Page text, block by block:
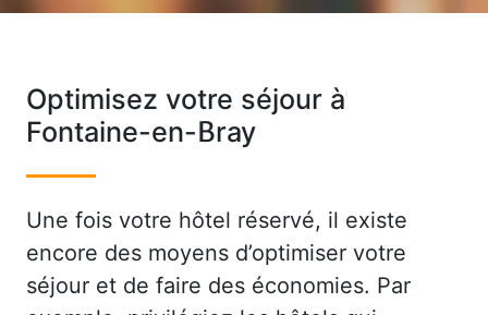
Optimisez votre séjour à
Fontaine-en-Bray
Une fois votre hôtel réservé, il existe
encore des moyens d’optimiser votre
séjour et de faire des économies. Par